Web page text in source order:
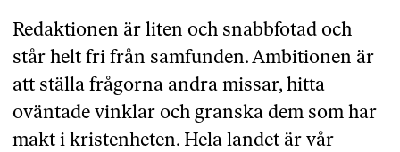
Redaktionen är liten och snabbfotad och
står helt fri från samfunden. Ambitionen är
att ställa frågorna andra missar, hitta
oväntade vinklar och granska dem som har
makt i kristenheten. Hela landet är vår